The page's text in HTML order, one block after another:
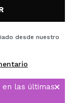
desde nuestro
en las últimas